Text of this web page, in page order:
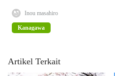
Inou masahiro
Kanagawa
Artikel Terkait